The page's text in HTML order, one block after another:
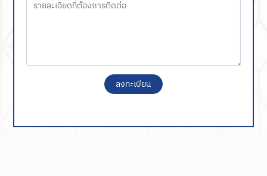
ลงทะเบียน